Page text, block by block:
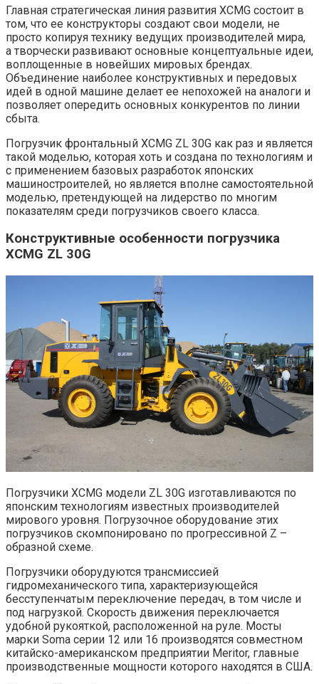
Главная стратегическая линия развития XCMG состоит в
том, что ее конструкторы создают свои модели, не
просто копируя технику ведущих производителей мира,
а творчески развивают основные концептуальные идеи,
воплощенные в новейших мировых брендах.
Объединение наиболее конструктивных и передовых
идей в одной машине делает ее непохожей на аналоги и
позволяет опередить основных конкурентов по линии
сбыта.
Погрузчик фронтальный XCMG ZL 30G как раз и является
такой моделью, которая хоть и создана по технологиям и
с применением базовых разработок японских
машиностроителей, но является вполне самостоятельной
моделью, претендующей на лидерство по многим
показателям среди погрузчиков своего класса.
Конструктивные особенности погрузчика
XCMG ZL 30G
Погрузчики XCMG модели ZL 30G изготавливаются по
японским технологиям известных производителей
мирового уровня. Погрузочное оборудование этих
погрузчиков скомпонировано по прогрессивной Z –
образной схеме.
Погрузчики оборудуются трансмиссией
гидромеханического типа, характеризующейся
бесступенчатым переключение передач, в том числе и
под нагрузкой. Скорость движения переключается
удобной рукояткой, расположенной на руле. Мосты
марки Soma серии 12 или 16 производятся совместном
китайско-американском предприятии Meritor, главные
производственные мощности которого находятся в США.